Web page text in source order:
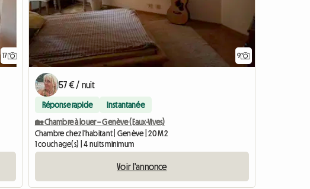
17 9
57 € / nuit
Réponse rapide Instantanée
🏡 Chambre à louer – Genève (Eaux-Vives)
Chambre chez l'habitant | Genève | 20 M2
1 couchage(s) | 4 nuits minimum
Voir l'annonce